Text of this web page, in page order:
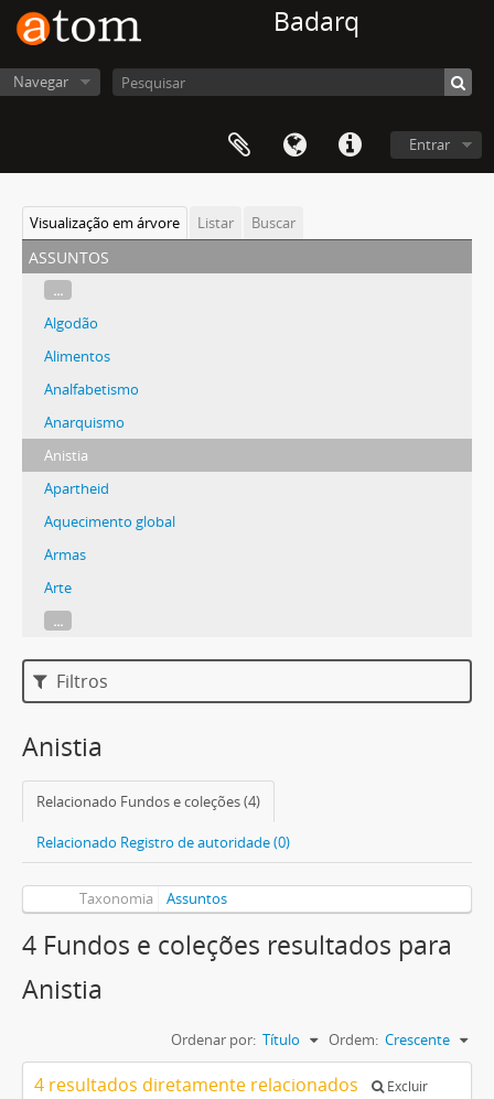
Badarq
Navegar
Entrar
Visualização em árvore Listar Buscar
assuntos
...
Algodão
Alimentos
Analfabetismo
Anarquismo
Anistia
Apartheid
Aquecimento global
Armas
Arte
...
Filtros
Anistia
Relacionado Fundos e coleções (4)
Relacionado Registro de autoridade (0)
Taxonomia Assuntos
4 Fundos e coleções resultados para
Anistia
Ordenar por: Título Ordem: Crescente
4 resultados diretamente relacionados
Excluir